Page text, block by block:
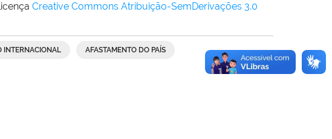
Creative Commons Atribuição-SemDerivações 3.0
INTERNACIONAL AFASTAMENTO DO PAÍS